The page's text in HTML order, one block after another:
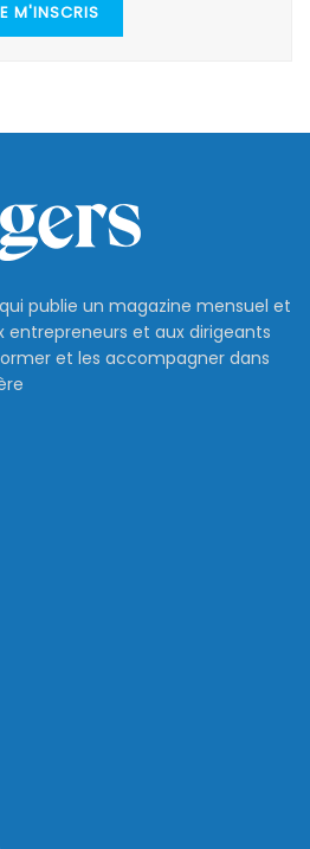
M'INSCRIS
publie un magazine mensuel et
entrepreneurs et aux dirigeants
et les accompagner dans